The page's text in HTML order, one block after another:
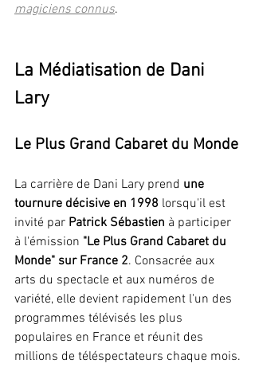
magiciens connus.
La Médiatisation de Dani
Lary
Le Plus Grand Cabaret du Monde
La carrière de Dani Lary prend une
tournure décisive en 1998 lorsqu'il est
invité par Patrick Sébastien à participer
à l'émission "Le Plus Grand Cabaret du
Monde" sur France 2. Consacrée aux
arts du spectacle et aux numéros de
variété, elle devient rapidement l'un des
programmes télévisés les plus
populaires en France et réunit des
millions de téléspectateurs chaque mois.